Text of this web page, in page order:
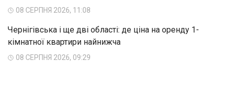
08 СЕРПНЯ 2026, 11:08
Чернігівська і ще дві області: де ціна на оренду 1-
кімнатної квартири найнижча
08 СЕРПНЯ 2026, 09:29